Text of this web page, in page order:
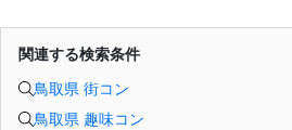
関連する検索条件
鳥取県 街コン
鳥取県 趣味コン